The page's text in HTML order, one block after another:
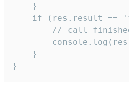
    }
if (res.result ==
// call
    }
}